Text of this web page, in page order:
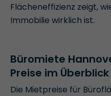
Flächeneffizienz zeigt,
Immobilie wirklich ist.
Büromiete
Preise im Überblick
Die Mietpreise für